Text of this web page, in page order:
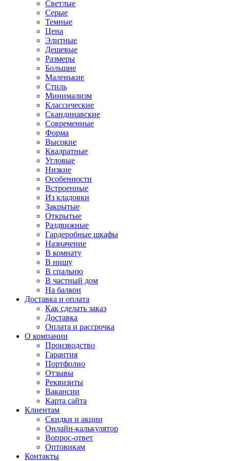
Светлые
Серые
Темные
Цена
Элитные
Дешевые
Размеры
Большие
Маленькие
Стиль
Минимализм
Классические
Скандинавские
Современные
Форма
Высокие
Квадратные
Угловые
Низкие
Особенности
Встроенные
Из кладовки
Закрытые
Открытые
Раздвижные
Гардеробные шкафы
Назначение
В комнату
В нишу
В спальню
В частный дом
На балкон
Доставка и оплата
Как сделать заказ
Доставка
Оплата и рассрочка
О компании
Производство
Гарантия
Портфолио
Отзывы
Реквизиты
Вакансии
Карта сайта
Клиентам
Скидки и акции
Онлайн-калькулятор
Вопрос-ответ
Оптовикам
Контакты